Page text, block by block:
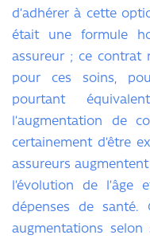
d’adhérer à cette
était une formule
assureur ; ce contrat
pour ces soins,
pourtant
l’augmentation de
certainement d’être
assureurs
l’évolution de l’âge
dépenses de santé.
augmentations selon